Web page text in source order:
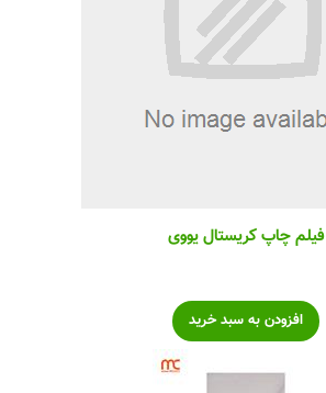
فیلم چاپ کریستال یووی